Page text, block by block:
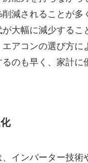
減されることが多
大幅に減少するこ
アコンの選び方に
のも早く、家計に
インバーター技術